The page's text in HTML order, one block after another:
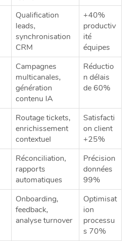
Qualification
leads,
synchronisation
CRM
+40%
productiv
ité
équipes
Campagnes
multicanales,
génération
contenu IA
Réductio
n délais
de 60%
Routage tickets,
enrichissement
contextuel
Satisfacti
on client
+25%
Réconciliation,
rapports
automatiques
Précision
données
99%
Onboarding,
feedback,
analyse turnover
Optimisat
ion
processu
s 70%